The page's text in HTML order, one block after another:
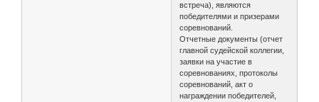
встреча), являются
победителями и призерами
соревнований.
Отчетные документы (отчет
главной судейской коллегии,
заявки на участие в
соревнованиях, протоколы
соревнований, акт о
награждении победителей,